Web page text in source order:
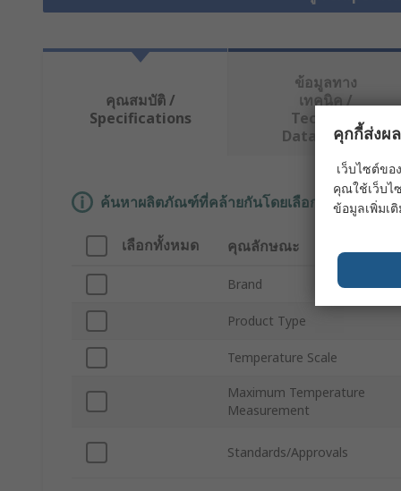
คุณสมบัติ /
Specifications
ข้อมูลทาง
เทคนิค /
Technical
Data Sheets
ค้นหาผลิตภัณฑ์ที่คล้ายกันโดยเลือกคุณลักษณะอ
เลือกทั้งหมด คุณลักษณะ
Brand
Product Type
Temperature Scale
Maximum Temperature
Measurement
Standards/Approvals
คุกกี้ส่งผ
เว็บไซต์ข
คุณใช้เว็บไ
ข้อมูลเพิ่มเ